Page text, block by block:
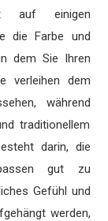
auf einigen
die Farbe und
dem Sie Ihren
verleihen dem
während
traditionellem
darin, die
gut zu
Gefühl und
werden,